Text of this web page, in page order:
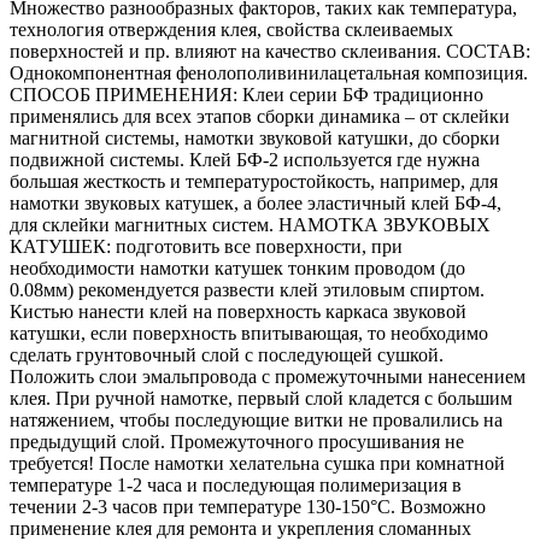
Множество разнообразных факторов, таких как температура,
технология отверждения клея, свойства склеиваемых
поверхностей и пр. влияют на качество склеивания. СОСТАВ:
Однокомпонентная фенолополивинилацетальная композиция.
СПОСОБ ПРИМЕНЕНИЯ: Клеи серии БФ традиционно
применялись для всех этапов сборки динамика – от склейки
магнитной системы, намотки звуковой катушки, до сборки
подвижной системы. Клей БФ-2 используется где нужна
большая жесткость и температуростойкость, например, для
намотки звуковых катушек, а более эластичный клей БФ-4,
для склейки магнитных систем. НАМОТКА ЗВУКОВЫХ
КАТУШЕК: подготовить все поверхности, при
необходимости намотки катушек тонким проводом (до
0.08мм) рекомендуется развести клей этиловым спиртом.
Кистью нанести клей на поверхность каркаса звуковой
катушки, если поверхность впитывающая, то необходимо
сделать грунтовочный слой с последующей сушкой.
Положить слои эмальпровода с промежуточными нанесением
клея. При ручной намотке, первый слой кладется с большим
натяжением, чтобы последующие витки не провалились на
предыдущий слой. Промежуточного просушивания не
требуется! После намотки хелательна сушка при комнатной
температуре 1-2 часа и последующая полимеризация в
течении 2-3 часов при температуре 130-150°С. Возможно
применение клея для ремонта и укрепления сломанных